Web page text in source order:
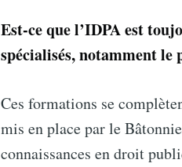
Est-ce que l’IDPA est
spécialisés, notamment le
Ces formations se
mis en place par le
connaissances en droit